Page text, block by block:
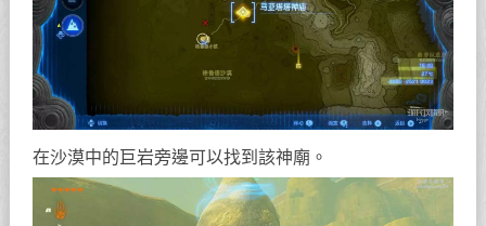
在沙漠中的巨岩旁邊可以找到該神廟。